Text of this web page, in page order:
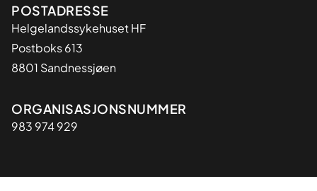
Adresse
POSTADRESSE
Helgelandssykehuset HF
Postboks 613
8801 Sandnessjøen
Organisasjon
ORGANISASJONSNUMMER
983 974 929